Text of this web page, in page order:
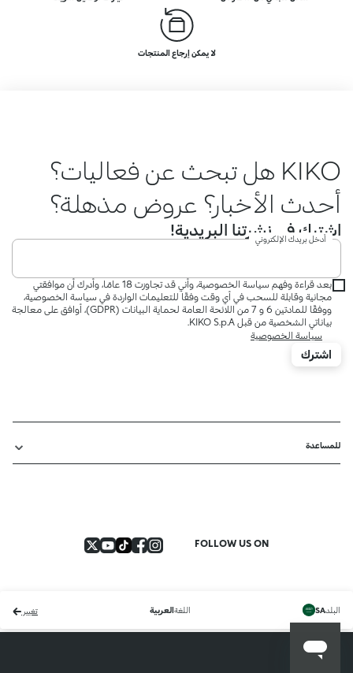
لا يمكن إرجاع المنتجات
KIKO هل تبحث عن فعاليات؟
أحدث الأخبار؟ عروض مذهلة؟
اشترك في نشرتنا البريدية!
أدخل بريدك الإلكتروني
بعد قراءة وفهم سياسة الخصوصية، وأني قد تجاوزت 18 عامًا، وأدرك أن موافقتي
مجانية وقابلة للسحب في أي وقت وفقًا للتعليمات الواردة في سياسة الخصوصية،
ووفقًا للمادتين 6 و 7 من اللائحة العامة لحماية البيانات (GDPR)، أوافق على معالجة
بياناتي الشخصية من قبل KIKO S.p.A.
سياسة الخصوصية
اشترك
للمساعدة
FOLLOW US ON
البلدSA اللغة العربية تغيير